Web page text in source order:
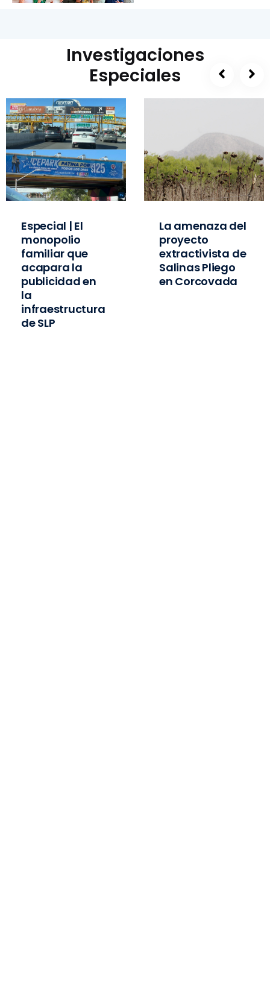
Investigaciones
Especiales
Especial | El
monopolio
familiar que
acapara la
publicidad en
la
infraestructura
de SLP
La amenaza del
proyecto
extractivista de
Salinas Pliego
en Corcovada